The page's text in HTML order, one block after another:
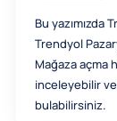
Bu yazımızda
Trendyol
Mağaza açma
inceleyebilir ve
bulabilirsiniz.